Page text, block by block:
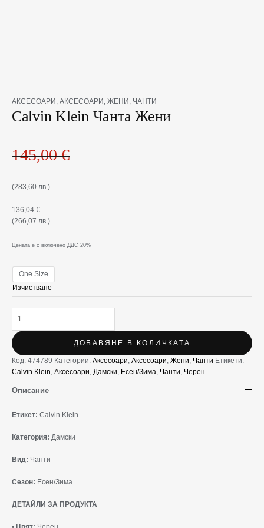
АКСЕСОАРИ АКСЕСОАРИ ЖЕНИ ЧАНТИ
Calvin Klein Чанта Жени
145,00€
(283,60 лв.)
Original
price
was:
136,04 €
(266,07 лв.)
Текущата
цена
е:
Цената е с включено ДДС 20%
One Size
Изчистване
количество
за
Calvin
Жени
ДОБАВЯНЕ В КОЛИЧКАТА
Код: 474789 Категории: Аксесоари Аксесоари Жени Чанти Етикети:
Calvin Klein Аксесоари Дамски Есен/Зима Чанти Черен
Описание
Етикет: Calvin Klein
Категория: Дамски
Вид: Чанти
Сезон: Есен/Зима
ДЕТАЙЛИ ЗА ПРОДУКТА